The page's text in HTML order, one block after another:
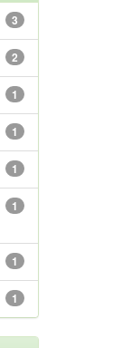
3
2
1
1
1
1
1
1